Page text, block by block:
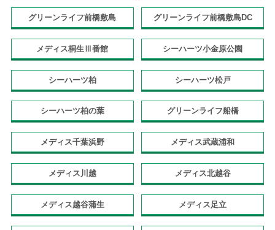
グリーンライフ前橋敷島 グリーンライフ前橋敷島DC
メディス桐生Ⅲ番館 シーハーツ小金原公園
シーハーツ柏 シーハーツ松戸
シーハーツ柏の葉 グリーンライフ船橋
メディス千葉浜野 メディス武蔵浦和
メディス川越 メディス北越谷
メディス越谷蒲生 メディス足立